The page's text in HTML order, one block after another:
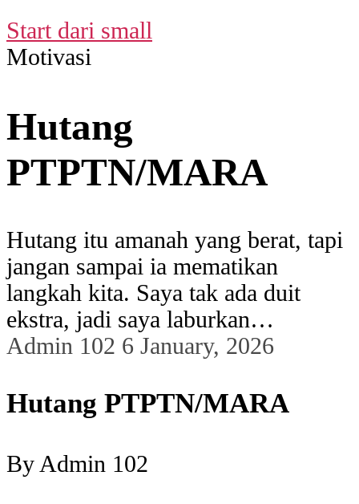
Start dari small
Motivasi
Hutang
PTPTN/MARA
Hutang itu amanah yang berat, tapi
jangan sampai ia mematikan
langkah kita. Saya tak ada duit
ekstra, jadi saya laburkan…
Admin 102 6 January, 2026
Hutang PTPTN/MARA
By Admin 102